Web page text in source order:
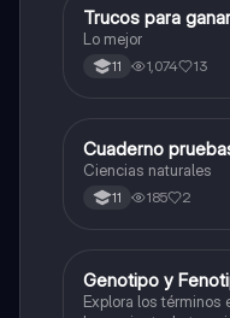
Química
Trucos para
Lo mejor
11 1,074 13
Biologia
Cuaderno
Ciencias naturales
11 185 2
GBiologia
Genotipo y
Explora los términos